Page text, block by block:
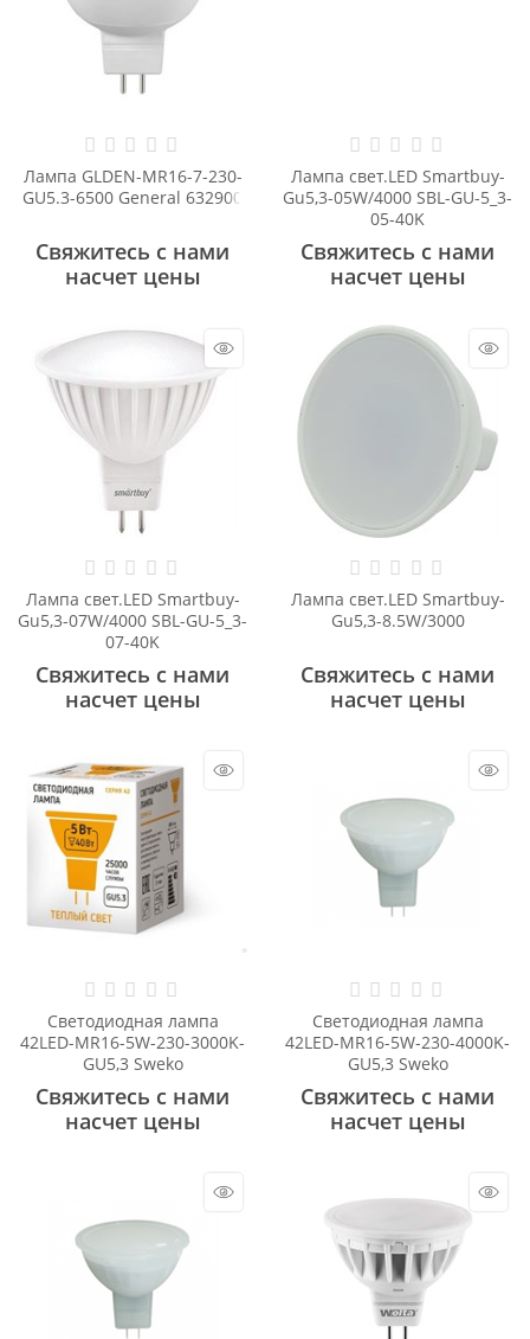
Лампа GLDEN-MR16-7-230-
GU5.3-6500 General 632900
Свяжитесь с нами
насчет цены
Лампа свет.LED Smartbuy-
Gu5,3-05W/4000 SBL-GU-5_3-
05-40K
Свяжитесь с нами
насчет цены
Лампа свет.LED Smartbuy-
Gu5,3-07W/4000 SBL-GU-5_3-
07-40K
Свяжитесь с нами
насчет цены
Лампа свет.LED Smartbuy-
Gu5,3-8.5W/3000
Свяжитесь с нами
насчет цены
Светодиодная лампа
42LED-MR16-5W-230-3000K-
GU5,3 Sweko
Свяжитесь с нами
насчет цены
Светодиодная лампа
42LED-MR16-5W-230-4000K-
GU5,3 Sweko
Свяжитесь с нами
насчет цены